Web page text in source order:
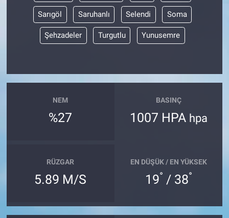
Sarıgöl Saruhanlı Selendi Soma
Şehzadeler Turgutlu Yunusemre
NEM
%27
BASINÇ
1007 HPA hpa
RÜZGAR
5.89 M/S
EN DÜŞÜK / EN YÜKSEK
19° / 38°